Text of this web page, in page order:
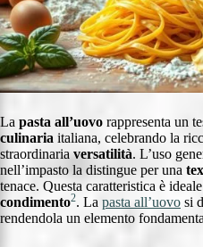
La pasta all’uovo rappresenta un
culinaria italiana, celebrando la
straordinaria versatilità. L’uso
nell’impasto la distingue per una
tenace. Questa caratteristica è
condimento2. La pasta all’uovo si
rendendola un elemento